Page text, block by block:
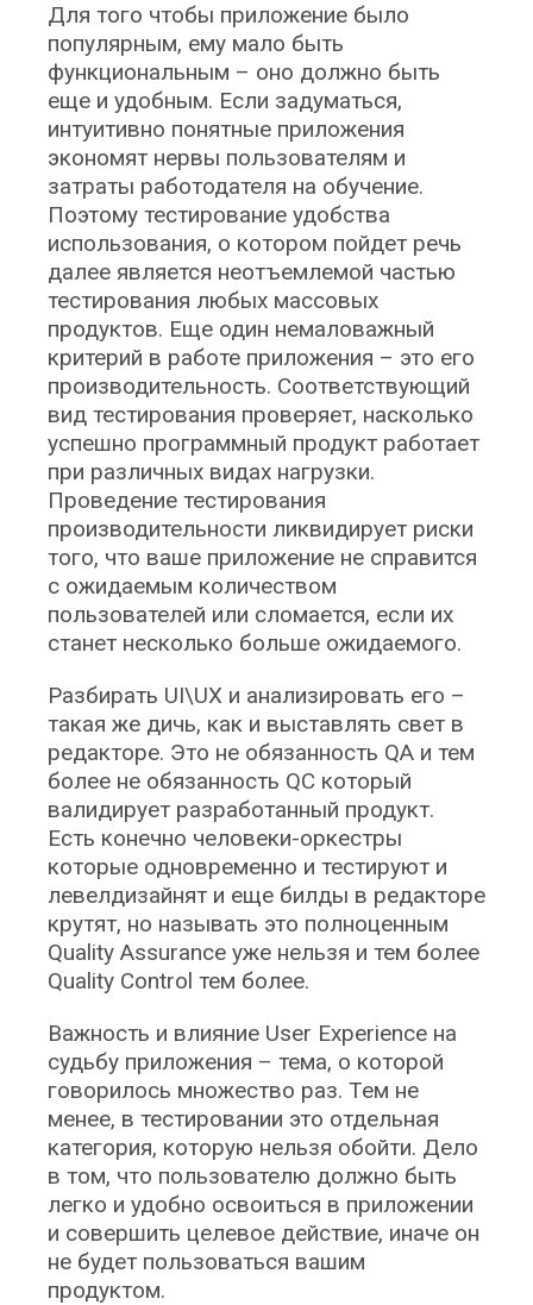
Для того чтобы приложение было
популярным, ему мало быть
функциональным – оно должно быть
еще и удобным. Если задуматься,
интуитивно понятные приложения
экономят нервы пользователям и
затраты работодателя на обучение.
Поэтому тестирование удобства
использования, о котором пойдет речь
далее является неотъемлемой частью
тестирования любых массовых
продуктов. Еще один немаловажный
критерий в работе приложения – это его
производительность. Соответствующий
вид тестирования проверяет, насколько
успешно программный продукт работает
при различных видах нагрузки.
Проведение тестирования
производительности ликвидирует риски
того, что ваше приложение не справится
с ожидаемым количеством
пользователей или сломается, если их
станет несколько больше ожидаемого.
Разбирать UI\UX и анализировать его –
такая же дичь, как и выставлять свет в
редакторе. Это не обязанность QA и тем
более не обязанность QC который
валидирует разработанный продукт.
Есть конечно человеки-оркестры
которые одновременно и тестируют и
левелдизайнят и еще билды в редакторе
крутят, но называть это полноценным
Quality Assurance уже нельзя и тем более
Quality Control тем более.
Важность и влияние User Experience на
судьбу приложения – тема, о которой
говорилось множество раз. Тем не
менее, в тестировании это отдельная
категория, которую нельзя обойти. Дело
в том, что пользователю должно быть
легко и удобно освоиться в приложении
и совершить целевое действие, иначе он
не будет пользоваться вашим
продуктом.